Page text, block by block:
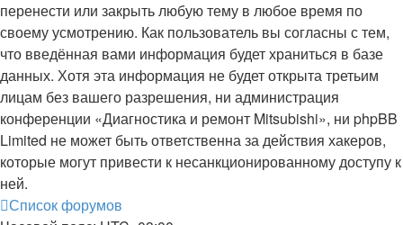
перенести или закрыть любую тему в любое время по
своему усмотрению. Как пользователь вы согласны с тем,
что введённая вами информация будет храниться в базе
данных. Хотя эта информация не будет открыта третьим
лицам без вашего разрешения, ни администрация
конференции «Диагностика и ремонт Mitsubishi», ни phpBB
Limited не может быть ответственна за действия хакеров,
которые могут привести к несанкционированному доступу к
ней.
Список форумов